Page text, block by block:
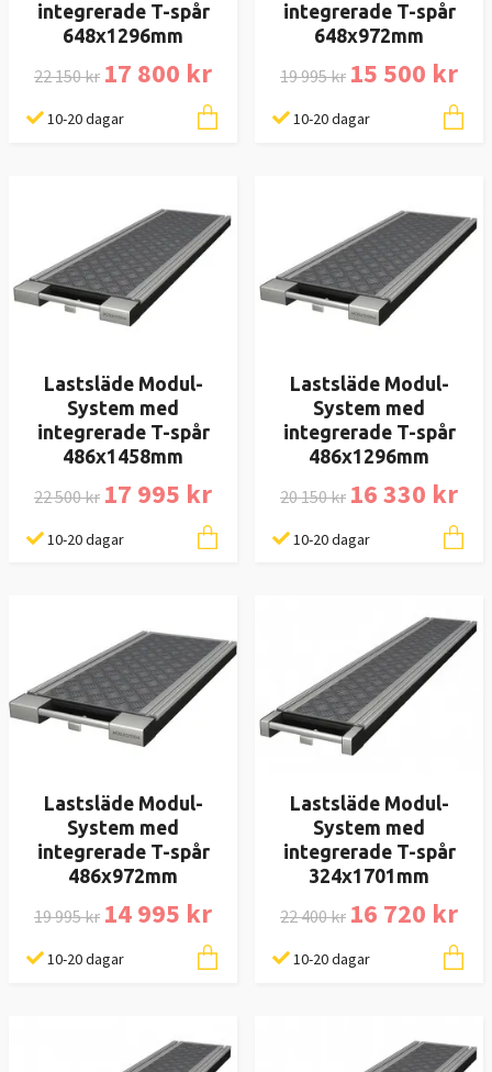
integrerade T-spår
648x1296mm
22 150 kr 17 800 kr
10-20 dagar
integrerade T-spår
648x972mm
19 995 kr 15 500 kr
10-20 dagar
Lastsläde Modul-
System med
integrerade T-spår
486x1458mm
22 500 kr 17 995 kr
10-20 dagar
Lastsläde Modul-
System med
integrerade T-spår
486x1296mm
20 150 kr 16 330 kr
10-20 dagar
Lastsläde Modul-
System med
integrerade T-spår
486x972mm
19 995 kr 14 995 kr
10-20 dagar
Lastsläde Modul-
System med
integrerade T-spår
324x1701mm
22 400 kr 16 720 kr
10-20 dagar